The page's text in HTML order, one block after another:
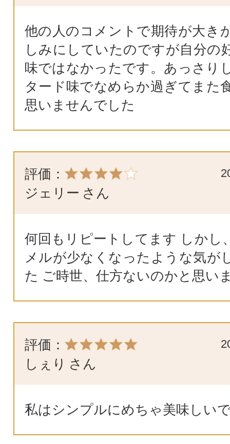
他の人のコメントで期待が大き
しみにしていたのですが自分の
味ではなかったです。あっさり
タード味でなめらか過ぎてまた
思いませんでした
評価：
ジェリー さん
何回もリピートしてます しかし
メルが少なくなったような気が
た ご時世、仕方ないのかと思い
評価：
しぇり さん
私はシンプルにめちゃ美味しい